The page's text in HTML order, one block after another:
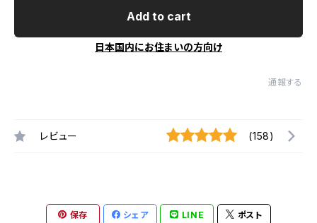
Add to cart
日本国内にお住まいの方向け
通報する
レビュー (158)
保存 シェア LINE ポスト